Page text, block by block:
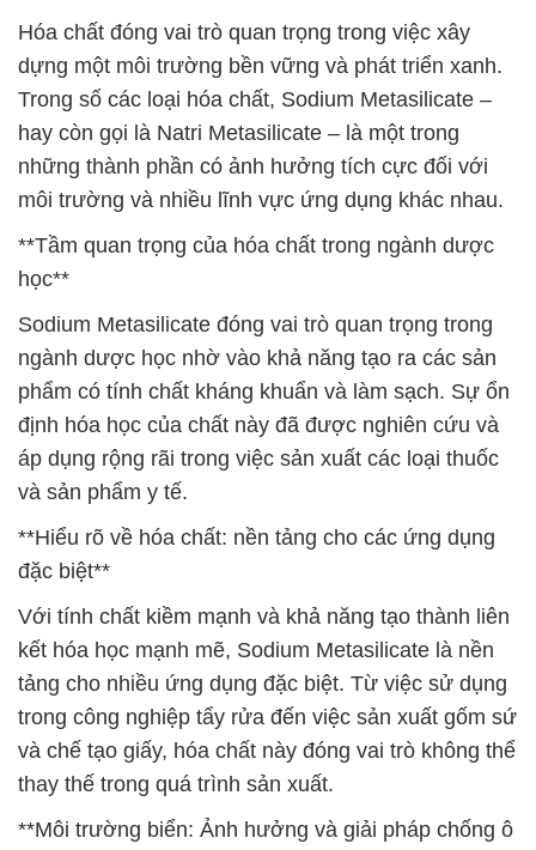
Hóa chất đóng vai trò quan trọng trong việc xây
dựng một môi trường bền vững và phát triển xanh.
Trong số các loại hóa chất, Sodium Metasilicate –
hay còn gọi là Natri Metasilicate – là một trong
những thành phần có ảnh hưởng tích cực đối với
môi trường và nhiều lĩnh vực ứng dụng khác nhau.
**Tầm quan trọng của hóa chất trong ngành dược
học**
Sodium Metasilicate đóng vai trò quan trọng trong
ngành dược học nhờ vào khả năng tạo ra các sản
phẩm có tính chất kháng khuẩn và làm sạch. Sự ổn
định hóa học của chất này đã được nghiên cứu và
áp dụng rộng rãi trong việc sản xuất các loại thuốc
và sản phẩm y tế.
**Hiểu rõ về hóa chất: nền tảng cho các ứng dụng
đặc biệt**
Với tính chất kiềm mạnh và khả năng tạo thành liên
kết hóa học mạnh mẽ, Sodium Metasilicate là nền
tảng cho nhiều ứng dụng đặc biệt. Từ việc sử dụng
trong công nghiệp tẩy rửa đến việc sản xuất gốm sứ
và chế tạo giấy, hóa chất này đóng vai trò không thể
thay thế trong quá trình sản xuất.
**Môi trường biển: Ảnh hưởng và giải pháp chống ô